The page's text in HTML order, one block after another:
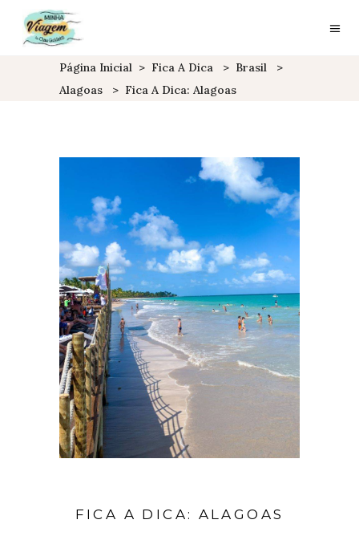
Página Inicial > Fica A Dica > Brasil
>
Alagoas
> Fica A Dica: Alagoas
FICA A DICA: ALAGOAS